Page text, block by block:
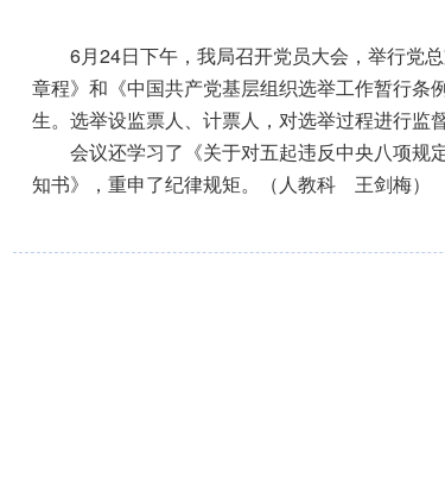
6月24日下午， 我局召开党员大会，举行党总
章程》和《中国共产党基层组织选举工作暂行条
生。选举设监票人、计票人，对选举过程进行监
会议还学习了《关于对五起违反中央八项规
知书》，重申了纪律规矩。（人教科 王剑梅）